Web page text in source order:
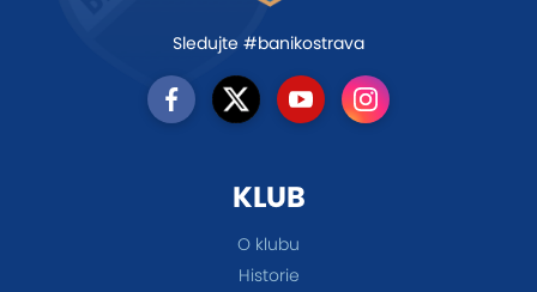
Sledujte #banikostrava
KLUB
O klubu
Historie